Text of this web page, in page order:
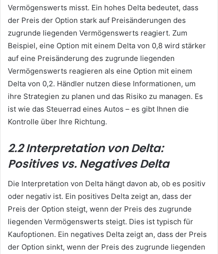
Vermögenswerts misst. Ein hohes Delta bedeutet, dass
der Preis der Option stark auf Preisänderungen des
zugrunde liegenden Vermögenswerts reagiert. Zum
Beispiel, eine Option mit einem Delta von 0,8 wird stärker
auf eine Preisänderung des zugrunde liegenden
Vermögenswerts reagieren als eine Option mit einem
Delta von 0,2. Händler nutzen diese Informationen, um
ihre Strategien zu planen und das Risiko zu managen. Es
ist wie das Steuerrad eines Autos – es gibt Ihnen die
Kontrolle über Ihre Richtung.
2.2 Interpretation von Delta:
Positives vs. Negatives Delta
Die Interpretation von Delta hängt davon ab, ob es positiv
oder negativ ist. Ein positives Delta zeigt an, dass der
Preis der Option steigt, wenn der Preis des zugrunde
liegenden Vermögenswerts steigt. Dies ist typisch für
Kaufoptionen. Ein negatives Delta zeigt an, dass der Preis
der Option sinkt, wenn der Preis des zugrunde liegenden